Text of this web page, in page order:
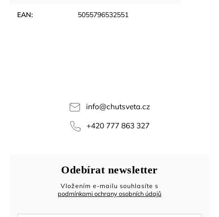
EAN: 5055796532551
info@chutsveta.cz
+420 777 863 327
Odebírat newsletter
Vložením e-mailu souhlasíte s
podmínkami ochrany osobních údajů